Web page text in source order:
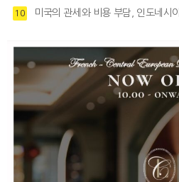
10 미국의 관세와 비용 부담, 인도네시